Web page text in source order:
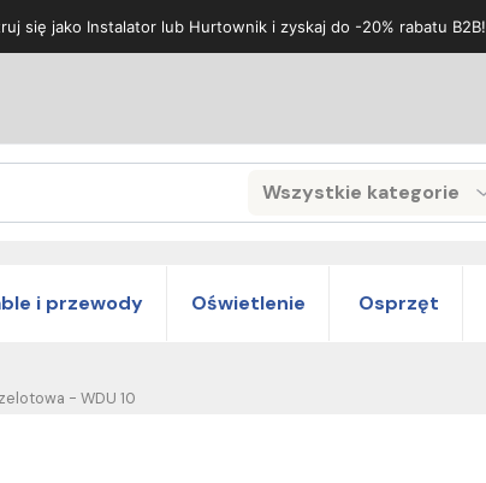
się jako Instalator lub Hurtownik i zyskaj do -20% rabatu B2B!
Wszystkie kategorie
Search
i przewody Oświetlenie Osprzęt
- WDU 10